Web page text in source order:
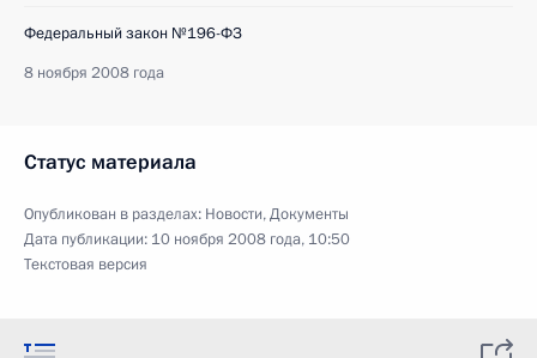
Федеральный закон №196-ФЗ
8 ноября 2008 года
Статус материала
Опубликован в разделах: Новости,Документы
Дата публикации: 10 ноября 2008 года, 10:50
Текстовая версия